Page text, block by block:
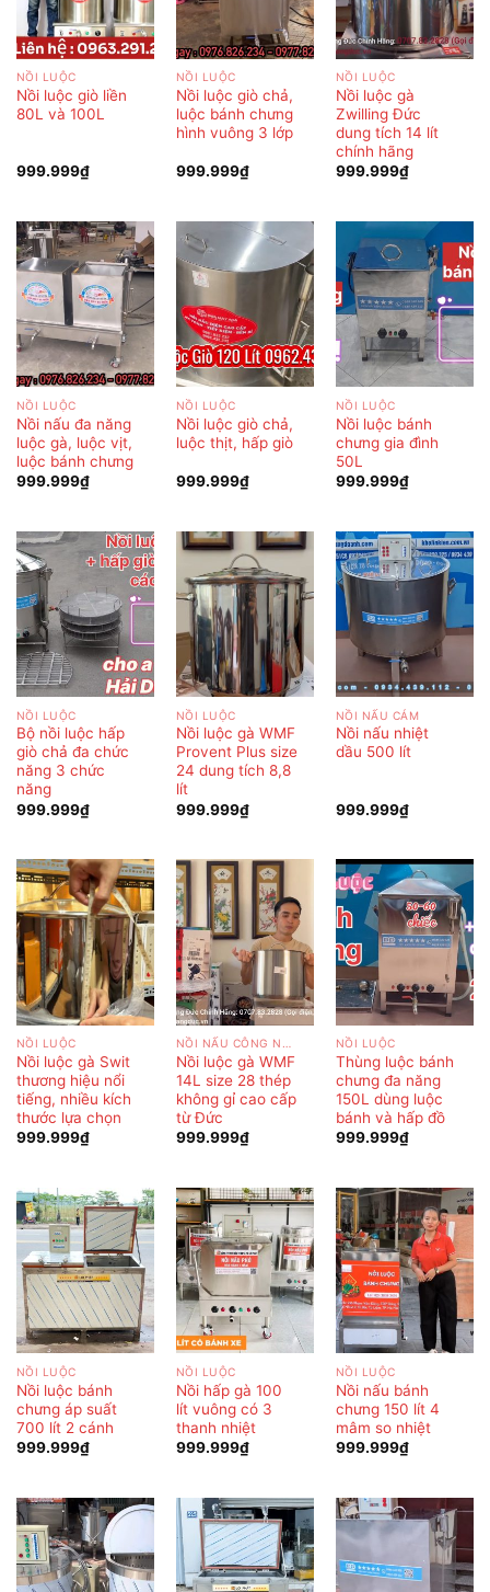
NỒI LUỘC
Nồi luộc giò liền
80L và 100L
999.999₫
NỒI LUỘC
Nồi luộc giò chả,
luộc bánh chưng
hình vuông 3 lớp
999.999₫
NỒI LUỘC
Nồi luộc gà
Zwilling Đức
dung tích 14 lít
chính hãng
999.999₫
NỒI LUỘC
Nồi nấu đa năng
luộc gà, luộc vịt,
luộc bánh chưng
999.999₫
NỒI LUỘC
Nồi luộc giò chả,
luộc thịt, hấp giò
999.999₫
NỒI LUỘC
Nồi luộc bánh
chưng gia đình
50L
999.999₫
NỒI LUỘC
Bộ nồi luộc hấp
giò chả đa chức
năng 3 chức
năng
999.999₫
NỒI LUỘC
Nồi luộc gà WMF
Provent Plus size
24 dung tích 8,8
lít
999.999₫
NỒI NẤU CÁM
Nồi nấu nhiệt
dầu 500 lít
999.999₫
NỒI LUỘC
Nồi luộc gà Swit
thương hiệu nổi
tiếng, nhiều kích
thước lựa chọn
999.999₫
Nồi luộc gà WMF
14L size 28 thép
không gỉ cao cấp
từ Đức
999.999₫
NỒI LUỘC
Thùng luộc bánh
chưng đa năng
150L dùng luộc
bánh và hấp đồ
999.999₫
NỒI LUỘC
Nồi luộc bánh
chưng áp suất
700 lít 2 cánh
999.999₫
NỒI LUỘC
Nồi hấp gà 100
lít vuông có 3
thanh nhiệt
999.999₫
NỒI LUỘC
Nồi nấu bánh
chưng 150 lít 4
mâm so nhiệt
999.999₫